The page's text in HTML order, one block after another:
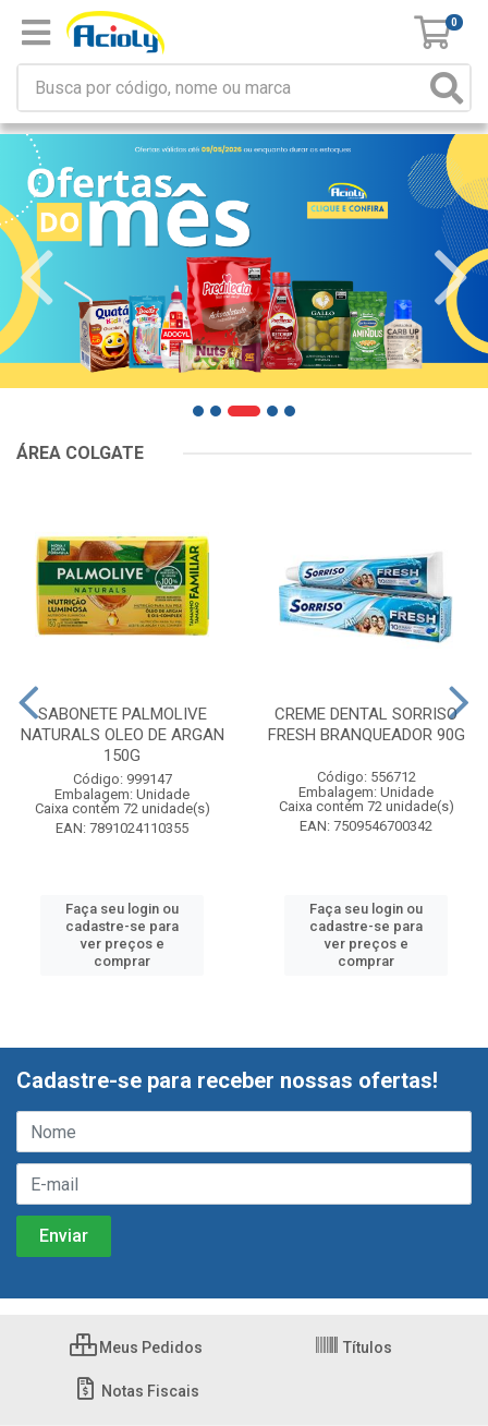
0
ÁREA COLGATE
SABONETE PALMOLIVE
NATURALS OLEO DE ARGAN
150G
Código: 999147
Embalagem: Unidade
Caixa contém 72 unidade(s)
EAN: 7891024110355
Faça seu login ou
cadastre-se para
ver preços e
comprar
CREME DENTAL SORRISO
FRESH BRANQUEADOR 90G
Código: 556712
Embalagem: Unidade
Caixa contém 72 unidade(s)
EAN: 7509546700342
Faça seu login ou
cadastre-se para
ver preços e
comprar
Cadastre-se para receber nossas ofertas!
Meus Pedidos Títulos
Notas Fiscais